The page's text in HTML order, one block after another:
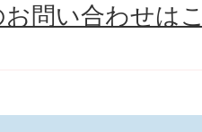
問い合わせは